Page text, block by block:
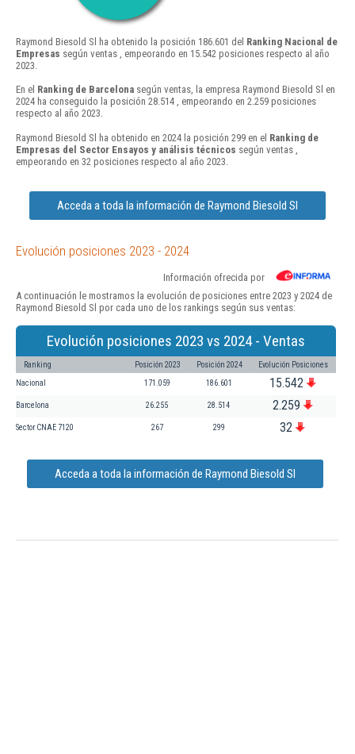
Raymond Biesold Sl ha obtenido la posición 186.601 del Ranking Nacional de
Empresas según ventas , empeorando en 15.542 posiciones respecto al año
2023.
En el Ranking de Barcelona según ventas, la empresa Raymond Biesold Sl en
2024 ha conseguido la posición 28.514 , empeorando en 2.259 posiciones
respecto al año 2023.
Raymond Biesold Sl ha obtenido en 2024 la posición 299 en el Ranking de
Empresas del Sector Ensayos y análisis técnicos según ventas ,
empeorando en 32 posiciones respecto al año 2023.
Acceda a toda la información de Raymond Biesold Sl
Evolución posiciones 2023 - 2024
Información ofrecida por
A continuación le mostramos la evolución de posiciones entre 2023 y 2024 de
Raymond Biesold Sl por cada uno de los rankings según sus ventas:
Evolución posiciones 2023 vs 2024 - Ventas
Ranking Posición 2023 Posición 2024 Evolución Posiciones
Nacional 171.059 186.601 15.542
Barcelona 26.255 28.514 2.259
Sector CNAE 7120 267 299 32
Acceda a toda la información de Raymond Biesold Sl